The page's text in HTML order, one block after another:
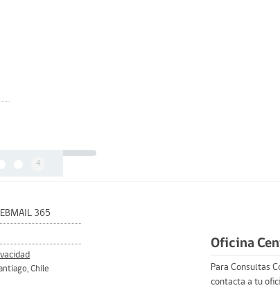
4
Oficina
Para Consultas
contacta a tu
365
Chile